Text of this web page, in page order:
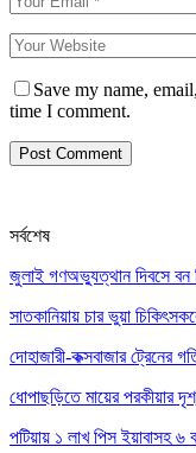
Save my name,
time I comment.
সর্বশেষ
জুলাই গণঅভ্যুত্থান দিবসে বন
সাতকানিয়ায় চার ভুয়া
দোহাজারী-কক্সবাজার ট্রেনের
ধোপাছড়িতে মায়ের পরকীয়ার
পটিয়ায় ১ লাখ পিস ইয়াবাসহ ৬